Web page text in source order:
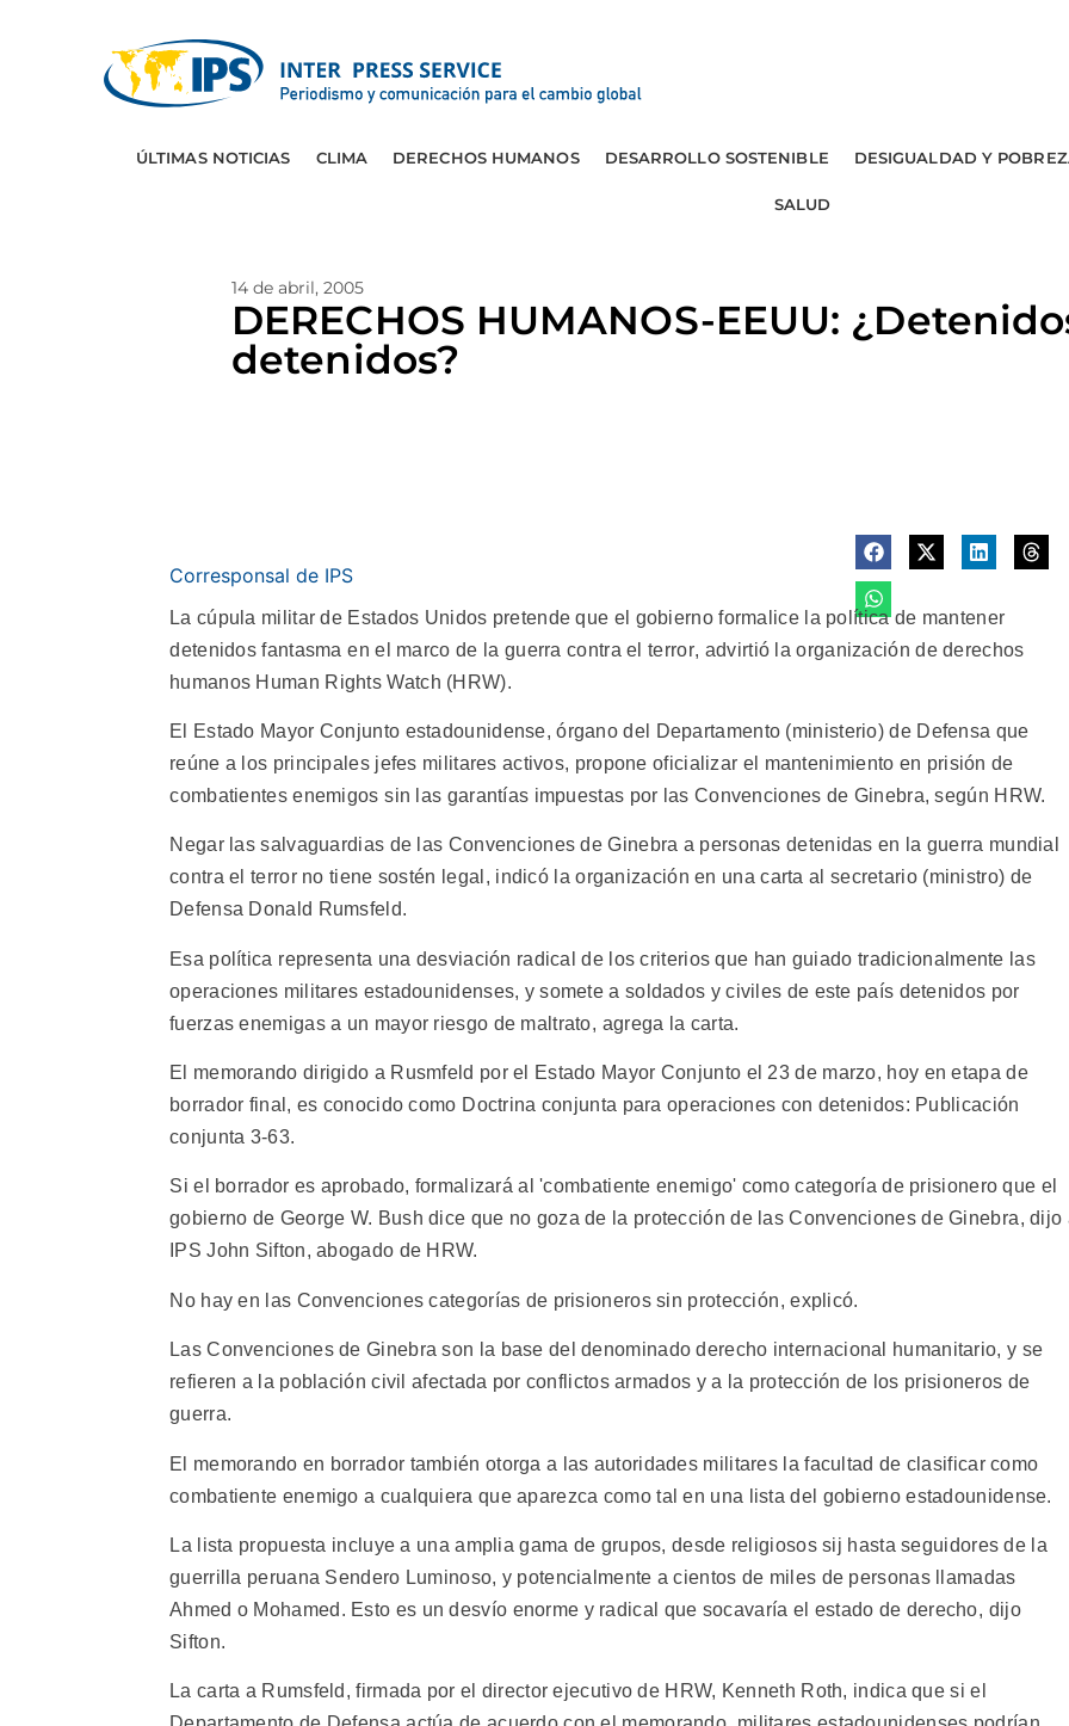
ÚLTIMAS NOTICIAS CLIMA DERECHOS HUMANOS DESARROLLO SOSTENIBLE DESIGUALDAD Y
SALUD
14 de abril, 2005
DERECHOS HUMANOS-EEUU:
detenidos?
Corresponsal de IPS
La cúpula militar de Estados Unidos pretende que el gobierno formalice la política de mantener
detenidos fantasma en el marco de la guerra contra el terror, advirtió la organización de derechos
humanos Human Rights Watch (HRW).
El Estado Mayor Conjunto estadounidense, órgano del Departamento (ministerio) de Defensa que
reúne a los principales jefes militares activos, propone oficializar el mantenimiento en prisión de
combatientes enemigos sin las garantías impuestas por las Convenciones de Ginebra, según HRW.
Negar las salvaguardias de las Convenciones de Ginebra a personas detenidas en la guerra mundial
contra el terror no tiene sostén legal, indicó la organización en una carta al secretario (ministro) de
Defensa Donald Rumsfeld.
Esa política representa una desviación radical de los criterios que han guiado tradicionalmente las
operaciones militares estadounidenses, y somete a soldados y civiles de este país detenidos por
fuerzas enemigas a un mayor riesgo de maltrato, agrega la carta.
El memorando dirigido a Rusmfeld por el Estado Mayor Conjunto el 23 de marzo, hoy en etapa de
borrador final, es conocido como Doctrina conjunta para operaciones con detenidos: Publicación
conjunta 3-63.
Si el borrador es aprobado, formalizará al 'combatiente enemigo' como categoría de prisionero que el
gobierno de George W. Bush dice que no goza de la protección de las Convenciones de Ginebra, dijo
IPS John Sifton, abogado de HRW.
No hay en las Convenciones categorías de prisioneros sin protección, explicó.
Las Convenciones de Ginebra son la base del denominado derecho internacional humanitario, y se
refieren a la población civil afectada por conflictos armados y a la protección de los prisioneros de
guerra.
El memorando en borrador también otorga a las autoridades militares la facultad de clasificar como
combatiente enemigo a cualquiera que aparezca como tal en una lista del gobierno estadounidense.
La lista propuesta incluye a una amplia gama de grupos, desde religiosos sij hasta seguidores de la
guerrilla peruana Sendero Luminoso, y potencialmente a cientos de miles de personas llamadas
Ahmed o Mohamed. Esto es un desvío enorme y radical que socavaría el estado de derecho, dijo
Sifton.
La carta a Rumsfeld, firmada por el director ejecutivo de HRW, Kenneth Roth, indica que si el